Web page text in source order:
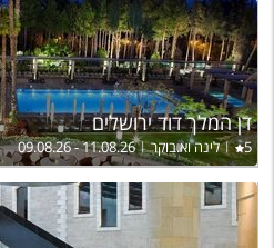
דן המלך דוד ירושלים
5 לינה וא.בוקר 09.08.26 - 11.08.26